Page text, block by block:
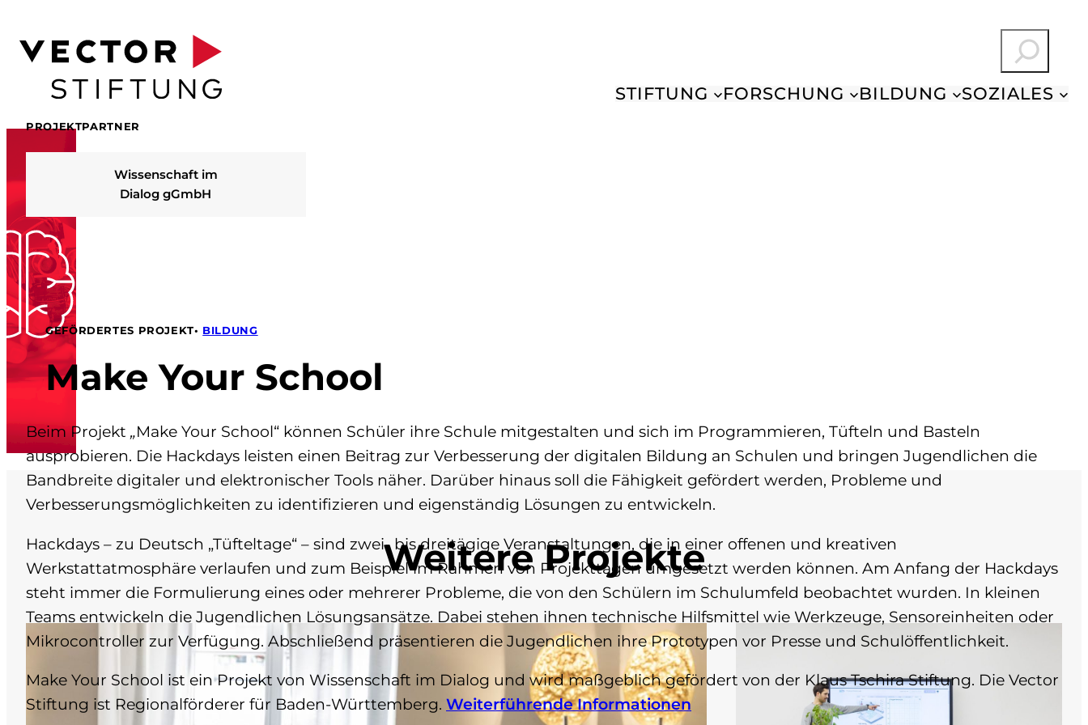
Inhalt
springen
Suchen
STIFTUNG FORSCHUNG BILDUNG SOZIALES
GEFÖRDERTES PROJEKT• BILDUNG
Make Your School
Beim Projekt „Make Your School“ können Schüler ihre Schule mitgestalten und sich im Programmieren, Tüfteln und Basteln
ausprobieren. Die Hackdays leisten einen Beitrag zur Verbesserung der digitalen Bildung an Schulen und bringen Jugendlichen die
Bandbreite digitaler und elektronischer Tools näher. Darüber hinaus soll die Fähigkeit gefördert werden, Probleme und
Verbesserungsmöglichkeiten zu identifizieren und eigenständig Lösungen zu entwickeln.
Hackdays – zu Deutsch „Tüfteltage“ – sind zwei- bis dreitägige Veranstaltungen, die in einer offenen und kreativen
Werkstattatmosphäre verlaufen und zum Beispiel im Rahmen von Projekttagen umgesetzt werden können. Am Anfang der Hackdays
steht immer die Formulierung eines oder mehrerer Probleme, die von den Schülern im Schulumfeld beobachtet wurden. In kleinen
Teams entwickeln die Jugendlichen Lösungsansätze. Dabei stehen ihnen technische Hilfsmittel wie Werkzeuge, Sensoreinheiten oder
Mikrocontroller zur Verfügung. Abschließend präsentieren die Jugendlichen ihre Prototypen vor Presse und Schulöffentlichkeit.
Make Your School ist ein Projekt von Wissenschaft im Dialog und wird maßgeblich gefördert von der Klaus Tschira Stiftung. Die Vector
Stiftung ist Regionalförderer für Baden-Württemberg. Weiterführende Informationen
PROJEKTPARTNER
Wissenschaft im
Dialog gGmbH
Weitere Projekte